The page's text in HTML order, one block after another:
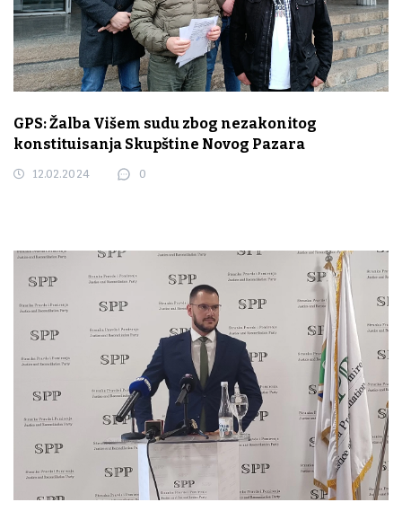
GPS: Žalba Višem sudu zbog nezakonitog
konstituisanja Skupštine Novog Pazara
12.02.2024 0